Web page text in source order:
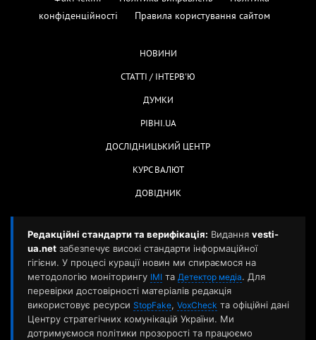
конфіденційності
Правила користування сайтом
НОВИНИ
СТАТТІ / ІНТЕРВ'Ю
ДУМКИ
РІВНІ.UA
ДОСЛІДНИЦЬКИЙ ЦЕНТР
КУРС ВАЛЮТ
ДОВІДНИК
Редакційні стандарти та верифікація: Видання vesti-
ua.net забезпечує високі стандарти інформаційної
гігієни. У процесі курації новин ми спираємося на
методологію моніторингу ІМІ та Детектор медіа. Для
перевірки достовірності матеріалів редакція
використовує ресурси StopFake, VoxCheck та офіційні дані
Центру стратегічних комунікацій України. Ми
дотримуємося політики прозорості та працюємо